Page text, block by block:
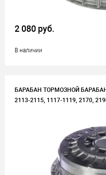
2 080 руб.
В наличии
БАРАБАН ТОРМОЗНОЙ
2113-2115, 1117-1119, 2170,